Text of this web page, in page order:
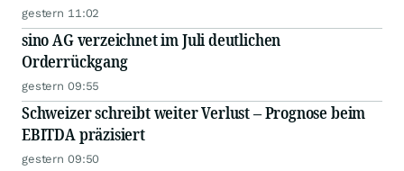
gestern 11:02
sino AG verzeichnet im Juli deutlichen
Orderrückgang
gestern 09:55
Schweizer schreibt weiter Verlust – Prognose beim
EBITDA präzisiert
gestern 09:50